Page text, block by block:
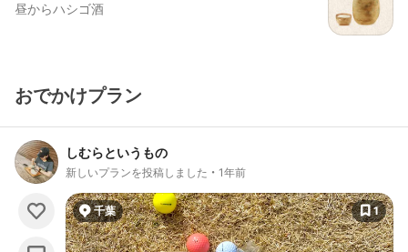
昼からハシゴ酒
おでかけプラン
しむらというもの
新しいプランを投稿しました 1年前
千葉 1